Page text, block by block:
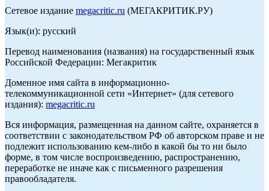
Сетевое издание megacritic.ru (МЕГАКРИТИК.РУ)
Язык(и): русский
Перевод наименования (названия) на государственный язык
Российской Федерации: Мегакритик
Доменное имя сайта в информационно-
телекоммуникационной сети «Интернет» (для сетевого
издания): megacritic.ru
Вся информация, размещенная на данном сайте, охраняется в
соответствии с законодательством РФ об авторском праве и не
подлежит использованию кем-либо в какой бы то ни было
форме, в том числе воспроизведению, распространению,
переработке не иначе как с письменного разрешения
правообладателя.